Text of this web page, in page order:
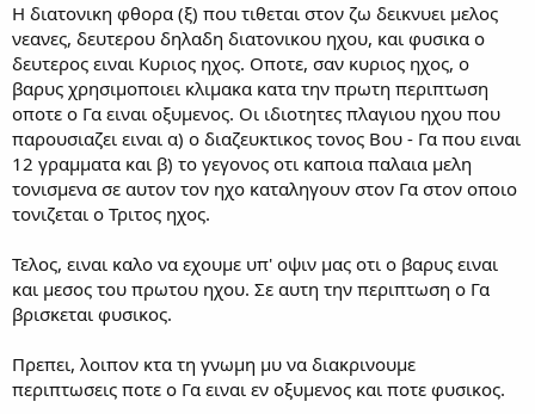
Η διατονικη φθορα (ξ) που τιθεται στον ζω δεικνυει μελος
νεανες, δευτερου δηλαδη διατονικου ηχου, και φυσικα ο
δευτερος ειναι Κυριος ηχος. Οποτε, σαν κυριος ηχος, ο
βαρυς χρησιμοποιει κλιμακα κατα την πρωτη περιπτωση
οποτε ο Γα ειναι οξυμενος. Οι ιδιοτητες πλαγιου ηχου που
παρουσιαζει ειναι α) ο διαζευκτικος τονος Βου - Γα που ειναι
12 γραμματα και β) το γεγονος οτι καποια παλαια μελη
τονισμενα σε αυτον τον ηχο καταληγουν στον Γα στον οποιο
τονιζεται ο Τριτος ηχος.
Τελος, ειναι καλο να εχουμε υπ' οψιν μας οτι ο βαρυς ειναι
και μεσος του πρωτου ηχου. Σε αυτη την περιπτωση ο Γα
βρισκεται φυσικος.
Πρεπει, λοιπον κτα τη γνωμη μυ να διακρινουμε
περιπτωσεις ποτε ο Γα ειναι εν οξυμενος και ποτε φυσικος.